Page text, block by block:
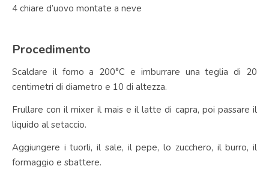
4 chiare d’uovo montate a neve
Procedimento
Scaldare il forno a 200°C e imburrare una teglia di 20
centimetri di diametro e 10 di altezza.
Frullare con il mixer il mais e il latte di capra, poi passare il
liquido al setaccio.
Aggiungere i tuorli, il sale, il pepe, lo zucchero, il burro, il
formaggio e sbattere.